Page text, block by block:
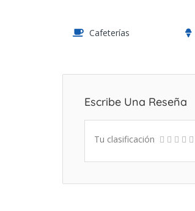
Cafeterías
Escribe Una Reseña
Tu clasificación